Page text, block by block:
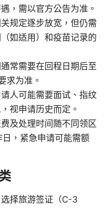
，需以官方公告为准。
规定逐步放宽，但仍需
如适用）和疫苗记录的
常需要在回程日期后至
求为准。
人可能需要面试、指纹
视申请历史而定。
及处理时间随不同领区
，紧急申请可能需额
择旅游签证（C-3